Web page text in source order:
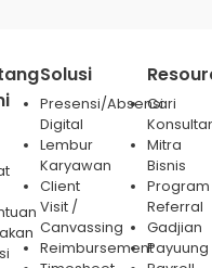
Solusi
Presensi/Absensi
Digital
Lembur
Karyawan
Client
Visit /
Canvassing
Reimbursement
Cari
Mitra
Bisnis
Program
Referral
Gadjian
Payuung